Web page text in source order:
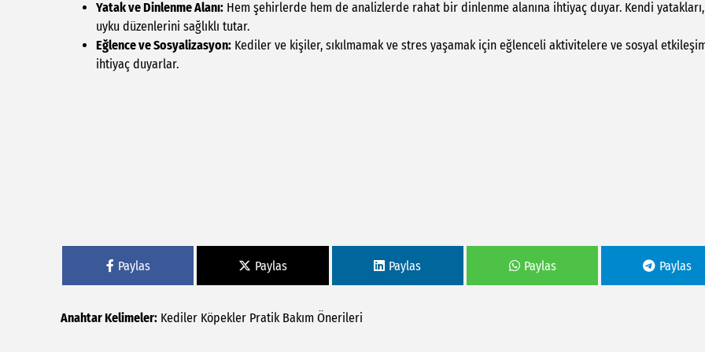
Yatak ve Dinlenme Alanı: Hem şehirlerde hem de analizlerde rahat bir dinlenme alanına ihtiyaç duyar. Kendi yatakları,
uyku düzenlerini sağlıklı tutar.
Eğlence ve Sosyalizasyon: Kediler ve kişiler, sıkılmamak ve stres yaşamak için eğlenceli aktivitelere ve sosyal
ihtiyaç duyarlar.
Paylas Paylas Paylas Paylas Paylas
Anahtar Kelimeler: Kediler Köpekler Pratik Bakım Önerileri